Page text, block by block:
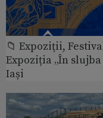
📁 Expoziţii,
Expoziția „În
Iași